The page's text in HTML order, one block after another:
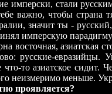
стали
важно, чтобы страна
значит ты -
имперскую
восточная, азиатская
русские-евразийцы.
то азиатское сидит.
неизмеримо меньше.
проявляется?